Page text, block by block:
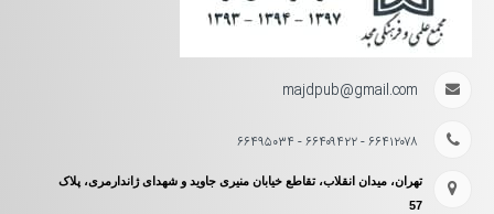
majdpub@gmail.com
۶۶۴۱۲۰۷۸ - ۶۶۴۰۹۴۲۲ - ۶۶۴۹۵۰۳۴
تهران، میدان انقلاب، تقاطع خیابان منیری جاوید و شهدای ژاندارمری، پلاک
57